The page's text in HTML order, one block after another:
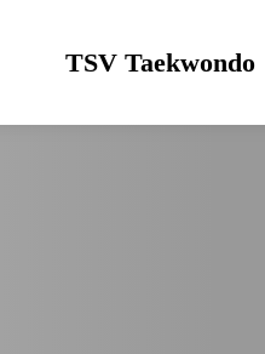
TSV Taekwondo